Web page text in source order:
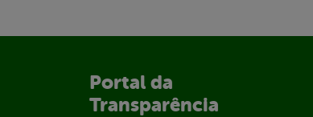
Portal da
Transparência